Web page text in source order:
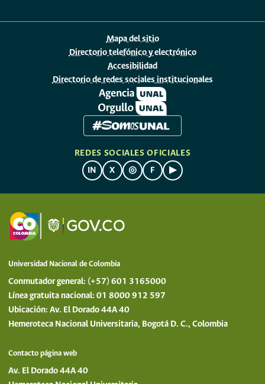
Mapa del sitio
Directorio telefónico y electrónico
Accesibilidad
Directorio de redes sociales institucionales
REDES SOCIALES OFICIALES
IN
X ◎ F ▶
Universidad Nacional de Colombia
Conmutador general: (+57) 601 3165000
Línea gratuita nacional: 01 8000 912 597
Ubicación: Av. El Dorado 44A 40
Hemeroteca Nacional Universitaria, Bogotá D. C., Colombia
Contacto página web
Av. El Dorado 44A 40